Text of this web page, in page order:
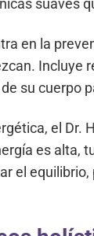
suaves
en la
Incluye
su cuerpo
el Dr.
es alta,
el